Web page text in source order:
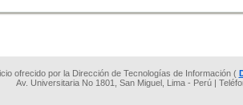
ofrecido por la Dirección de Tecnologías de Información (
Av. Universitaria No 1801, San Miguel, Lima - Perú |